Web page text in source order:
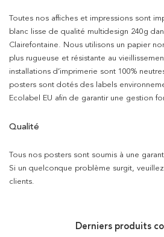
Toutes nos affiches et impressions sont
blanc lisse de qualité multidesign 240g
Clairefontaine. Nous utilisons un papier
plus rugueuse et résistante au
installations d’imprimerie sont 100%
posters sont dotés des labels
Ecolabel EU afin de garantir une gestion
Qualité
Tous nos posters sont soumis à une
Si un quelconque problème surgit,
clients.
Derniers produits